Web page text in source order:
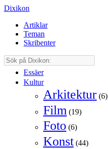
Dixikon
Artiklar
Teman
Skribenter
Essäer
Kultur
Arkitektur (6)
Film (19)
Foto (6)
Konst (44)